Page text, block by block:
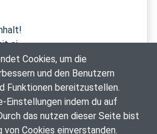
- Workshop
- 10:00 Uhr
Cookies, um die
und den Benutzern
Funktionen bereitzustellen.
Einstellungen indem du auf
das nutzen dieser Seite bist
Cookies einverstanden.